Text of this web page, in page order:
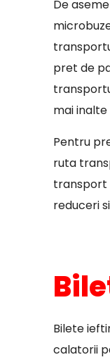
De
pret de
mai
Pentru
ruta
transport
reduceri
Bilete
calatorii